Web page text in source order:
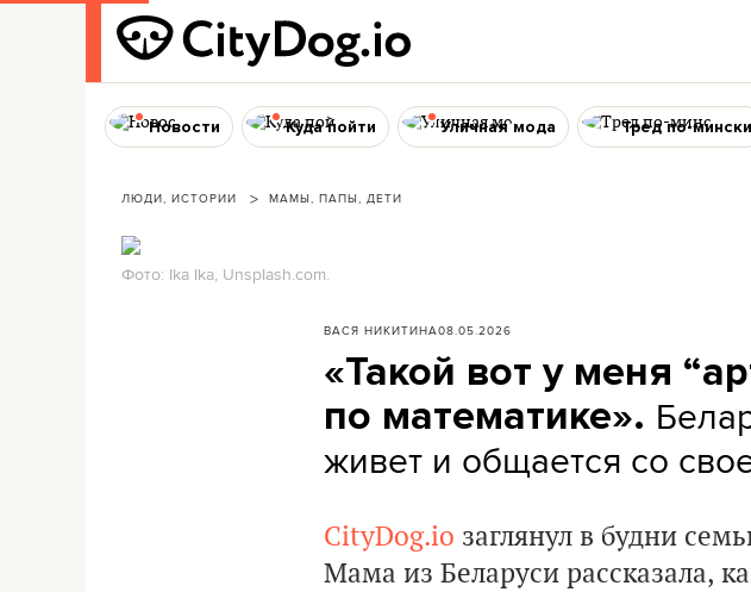
Новости Куда пойти Уличная мода Тред по-мински
ЛЮДИ, ИСТОРИИ МАМЫ, ПАПЫ, ДЕТИ
Фото: Ika Ika, Unsplash.com.
ВАСЯ НИКИТИНА08.05.2026
«Такой вот у меня
по математике».
живет и общается со
CityDog.io заглянул в будни
Мама из Беларуси рассказала,